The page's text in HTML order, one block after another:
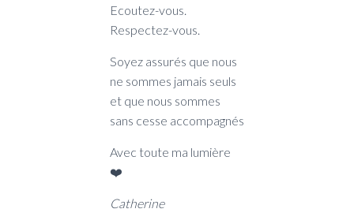
Ecoutez-vous.
Respectez-vous.
Soyez assurés que nous
ne sommes jamais seuls
et que nous sommes
sans cesse accompagnés
Avec toute ma lumière
❤️
Catherine